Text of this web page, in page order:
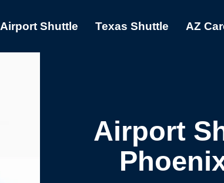
Airport Shuttle Texas Shuttle AZ
Airport